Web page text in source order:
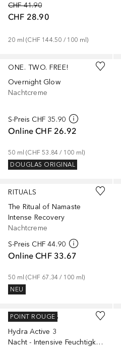
CHF 41.90
CHF 28.90
20 ml (CHF 144.50 / 100 ml)
ONE. TWO. FREE!
Overnight Glow
Nachtcreme
S-Preis CHF 35.90
Online CHF 26.92
50 ml (CHF 53.84 / 100 ml)
DOUGLAS ORIGINAL
RITUALS
The Ritual of Namaste
Intense Recovery
Nachtcreme
S-Preis CHF 44.90
Online CHF 33.67
50 ml (CHF 67.34 / 100 ml)
NEU
L’ORÉAL PARIS
Hydra Active 3
Nacht - Intensive Feuchtigkeitspflege
POINT ROUGE